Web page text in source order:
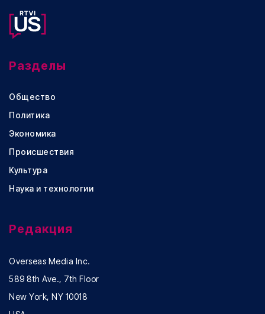
Разделы
Общество
Политика
Экономика
Происшествия
Культура
Наука и технологии
Редакция
Overseas Media Inc.
589 8th Ave., 7th Floor
New York, NY 10018